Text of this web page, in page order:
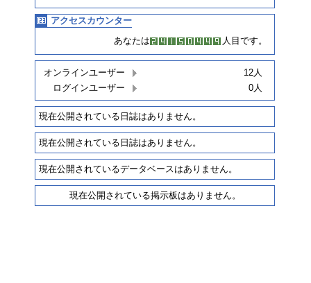
アクセスカウンター
あなたは
人目です。
オンラインユーザー
12人
ログインユーザー
0人
現在公開されている日誌はありません。
現在公開されている日誌はありません。
現在公開されているデータベースはありません。
現在公開されている掲示板はありません。